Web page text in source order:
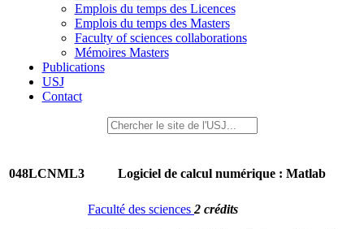
Emplois du temps des Licences
Emplois du temps des Masters
Faculty of sciences collaborations
Mémoires Masters
Publications
USJ
Contact
048LCNML3 Logiciel de calcul numérique : Matlab
Faculté des sciences 2 crédits